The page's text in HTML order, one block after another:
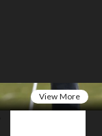
View More